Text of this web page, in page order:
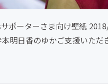
ポーターさま向け壁紙
明日香のゆかご支援いただ